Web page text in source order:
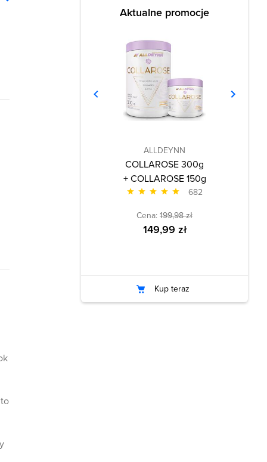
Aktualne promocje
ALLDEYNN
COLLAROSE 300g
+ COLLAROSE 150g
682
Cena: 199,98 zł
149,99 zł
Kup teraz